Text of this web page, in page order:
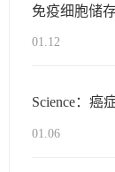
免疫细胞​储
01.12
Science：癌
01.06